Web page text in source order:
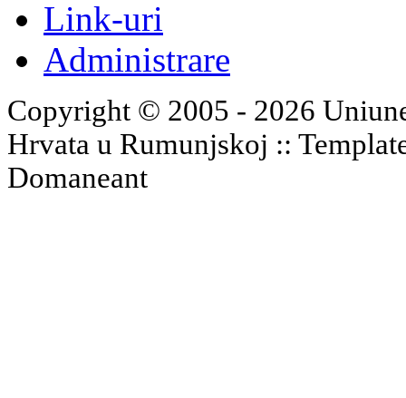
Link-uri
Administrare
Copyright © 2005 - 2026
Hrvata u Rumunjskoj ::
Domaneant